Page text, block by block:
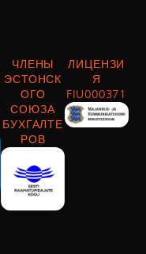
ЧЛЕНЫ
ЭСТОНСК
ОГО
СОЮЗА
БУХГАЛТЕ
РОВ
ЛИЦЕНЗИ
Я
FIU000371